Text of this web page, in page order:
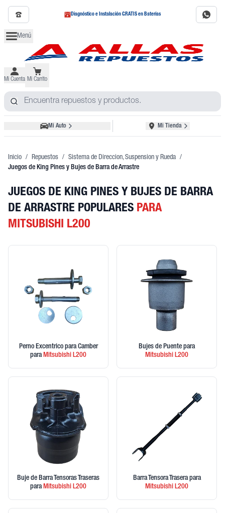
Diagnóstico e Instalación GRATIS en Baterías
Menú
Mi Cuenta Mi Carrito
Mi Auto Mi Tienda
Inicio / Repuestos / Sistema de Direccion, Suspension y Rueda /
Juegos de King Pines y Bujes de Barra de Arrastre
JUEGOS DE KING PINES Y BUJES DE BARRA
DE ARRASTRE POPULARES PARA
MITSUBISHI L200
Perno Excentrico para Camber
paraMitsubishi L200
Bujes de Puente para
Mitsubishi L200
Buje de Barra Tensoras Traseras
paraMitsubishi L200
Barra Tensora Trasera para
Mitsubishi L200